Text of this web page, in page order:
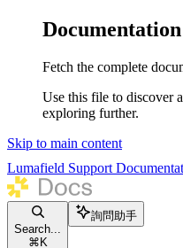
Fetch the complete
Use this file to discover
exploring further.
Skip to main content
Lumafield Support
Search...
⌘ K
詢問助手